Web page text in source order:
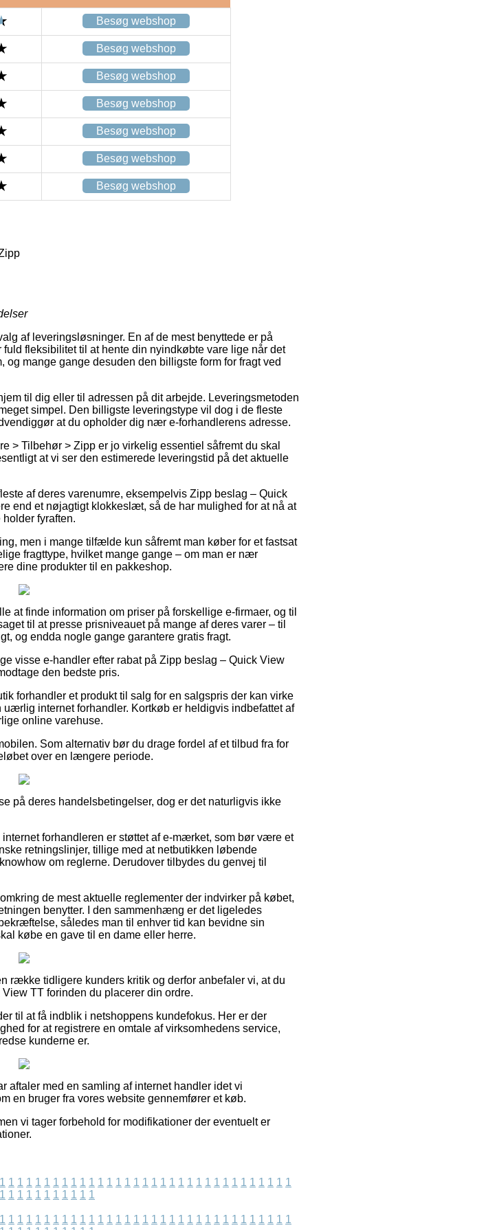
Besøg webshop
Besøg webshop
Besøg webshop
Besøg webshop
Besøg webshop
Besøg webshop
Besøg webshop
af leveringsløsninger. En af de mest benyttede er på
fleksibilitet til at hente din nyindkøbte vare lige når det
mange gange desuden den billigste form for fragt ved
til dig eller til adressen på dit arbejde. Leveringsmetoden
simpel. Den billigste leveringstype vil dog i de fleste
at du opholder dig nær e-forhandlerens adresse.
> Tilbehør > Zipp er jo virkelig essentiel såfremt du skal
at vi ser den estimerede leveringstid på det aktuelle
af deres varenumre, eksempelvis Zipp beslag – Quick
end et nøjagtigt klokkeslæt, så de har mulighed for at nå at
fyraften.
men i mange tilfælde kun såfremt man køber for et fastsat
fragttype, hvilket mange gange – om man er nær
dine produkter til en pakkeshop.
at finde information om priser på forskellige e-firmaer, og til
til at presse prisniveauet på mange af deres varer – til
og endda nogle gange garantere gratis fragt.
visse e-handler efter rabat på Zipp beslag – Quick View
den bedste pris.
forhandler et produkt til salg for en salgspris der kan virke
internet forhandler. Kortkøb er heldigvis indbefattet af
online varehuse.
Som alternativ bør du drage fordel af et tilbud fra for
over en længere periode.
på deres handelsbetingelser, dog er det naturligvis ikke
forhandleren er støttet af e-mærket, som bør være et
retningslinjer, tillige med at netbutikken løbende
om reglerne. Derudover tilbydes du genvej til
de mest aktuelle reglementer der indvirker på købet,
benytter. I den sammenhæng er det ligeledes
således man til enhver tid kan bevidne sin
købe en gave til en dame eller herre.
række tidligere kunders kritik og derfor anbefaler vi, at du
TT forinden du placerer din ordre.
til at få indblik i netshoppens kundefokus. Her er der
for at registrere en omtale af virksomhedens service,
kunderne er.
aftaler med en samling af internet handler idet vi
en bruger fra vores website gennemfører et køb.
vi tager forbehold for modifikationer der eventuelt er
1 1 1 1 1 1 1 1 1 1 1 1 1 1 1 1 1 1 1 1 1 1 1 1 1 1 1 1 1 1 1 1 1
1 1 1 1 1 1 1 1 1 1 1
1 1 1 1 1 1 1 1 1 1 1 1 1 1 1 1 1 1 1 1 1 1 1 1 1 1 1 1 1 1 1 1 1